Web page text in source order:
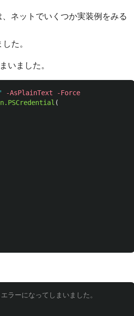
ネットでいくつか実装例をみる
た。
いました。
-AsPlainText
-Force
(
ラーになってしまいました。